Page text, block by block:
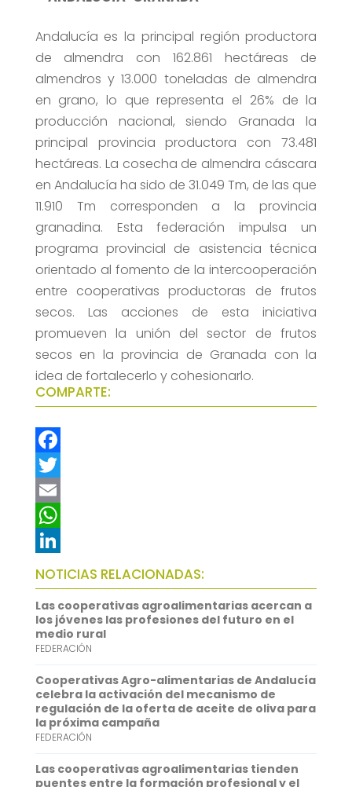
Andalucía es la principal región productora
de almendra con 162.861 hectáreas de
almendros y 13.000 toneladas de almendra
en grano, lo que representa el 26% de la
producción nacional, siendo Granada la
principal provincia productora con 73.481
hectáreas. La cosecha de almendra cáscara
en Andalucía ha sido de 31.049 Tm, de las que
11.910 Tm corresponden a la provincia
granadina. Esta federación impulsa un
programa provincial de asistencia técnica
orientado al fomento de la intercooperación
entre cooperativas productoras de frutos
secos. Las acciones de esta iniciativa
promueven la unión del sector de frutos
secos en la provincia de Granada con la
idea de fortalecerlo y cohesionarlo.
COMPARTE:
F
a
c
e
b
o
o
k
T
w
t
t
e
r
E
m
a
i
l
W
h
a
t
s
A
p
p
L
i
n
k
e
d
I
n
NOTICIAS RELACIONADAS:
Las cooperativas agroalimentarias acercan a
los jóvenes las profesiones del futuro en el
medio rural
FEDERACIÓN
Cooperativas Agro-alimentarias de Andalucía
celebra la activación del mecanismo de
regulación de la oferta de aceite de oliva para
la próxima campaña
FEDERACIÓN
Las cooperativas agroalimentarias tienden
puentes entre la formación profesional y el